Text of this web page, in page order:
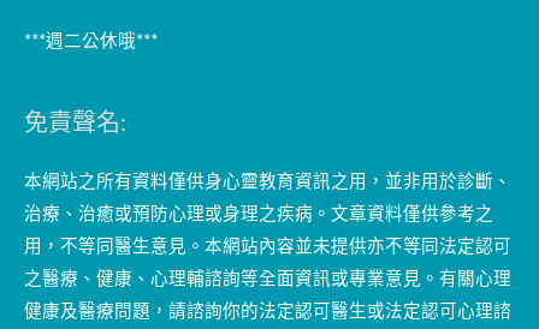
***週二公休哦***
免責聲名:
本網站之所有資料僅供身心靈教育資訊之用，並非用於診斷、
治療、治癒或預防心理或身理之疾病。文章資料僅供參考之
用，不等同醫生意見。本網站內容並未提供亦不等同法定認可
之醫療、健康、心理輔諮詢等全面資訊或專業意見。有關心理
健康及醫療問題，請諮詢你的法定認可醫生或法定認可心理諮